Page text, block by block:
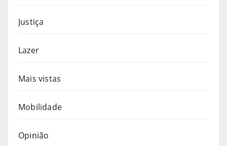
Justiça
Lazer
Mais vistas
Mobilidade
Opinião